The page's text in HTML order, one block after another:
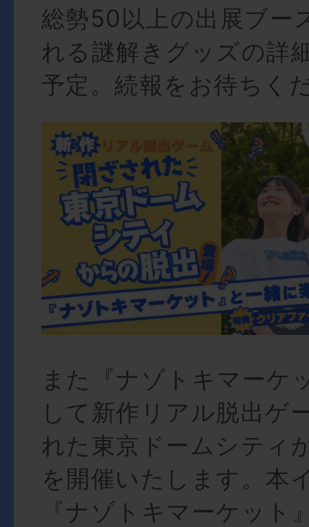
総勢50以上の出展ブー
れる謎解きグッズの詳
予定。続報をお待ちく
また『ナゾトキマーケ
して新作リアル脱出ゲ
れた東京ドームシティ
を開催いたします。本
『ナゾトキマーケット